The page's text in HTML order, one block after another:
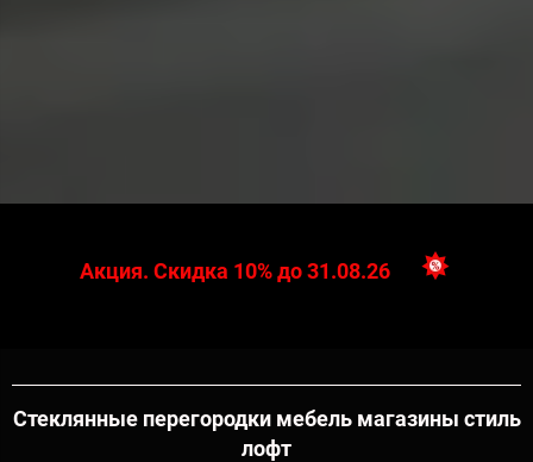
Акция. Скидка 10% до 31.08.26
Стеклянные перегородки мебель магазины стиль
лофт